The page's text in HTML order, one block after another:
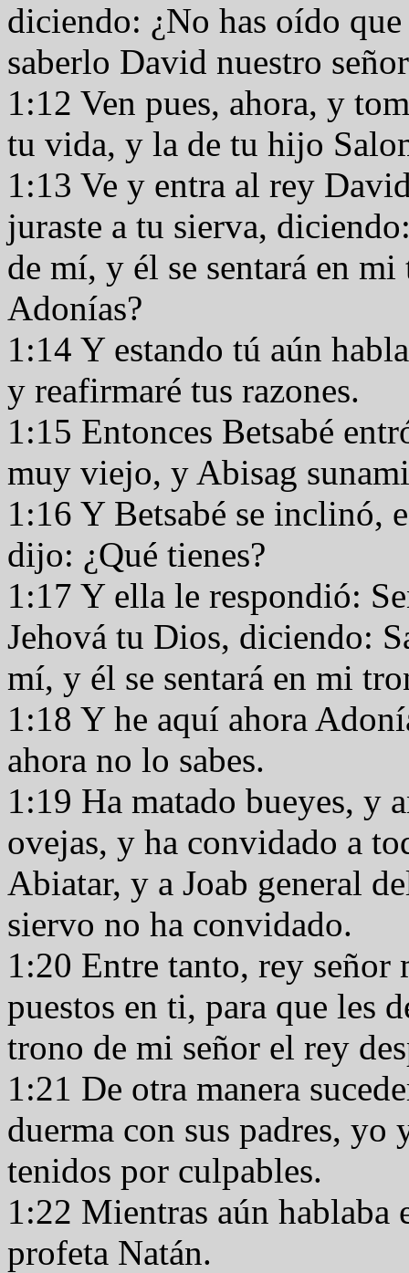
diciendo: ¿No has oído
saberlo David nuestro
1:12 Ven pues, ahora, y
tu vida, y la de tu hijo
1:13 Ve y entra al rey
juraste a tu sierva,
de mí, y él se sentará en
Adonías?
1:14 Y estando tú aún
y reafirmaré tus razones.
1:15 Entonces Betsabé
muy viejo, y Abisag
1:16 Y Betsabé se inclinó,
dijo: ¿Qué tienes?
1:17 Y ella le respondió:
Jehová tu Dios, diciendo:
mí, y él se sentará en mi
1:18 Y he aquí ahora
ahora no lo sabes.
1:19 Ha matado bueyes, y
ovejas, y ha convidado a
Abiatar, y a Joab general
siervo no ha convidado.
1:20 Entre tanto, rey señor
puestos en ti, para que les
trono de mi señor el rey
1:21 De otra manera
duerma con sus padres,
tenidos por culpables.
1:22 Mientras aún
profeta Natán.